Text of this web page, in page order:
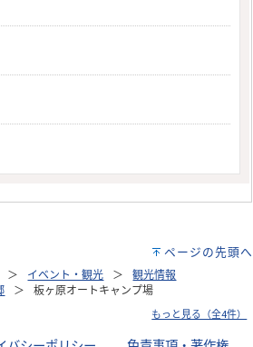
ページの先頭へ
イベント・観光
観光情報
板ヶ原オートキャンプ場
もっと見る（全4件）